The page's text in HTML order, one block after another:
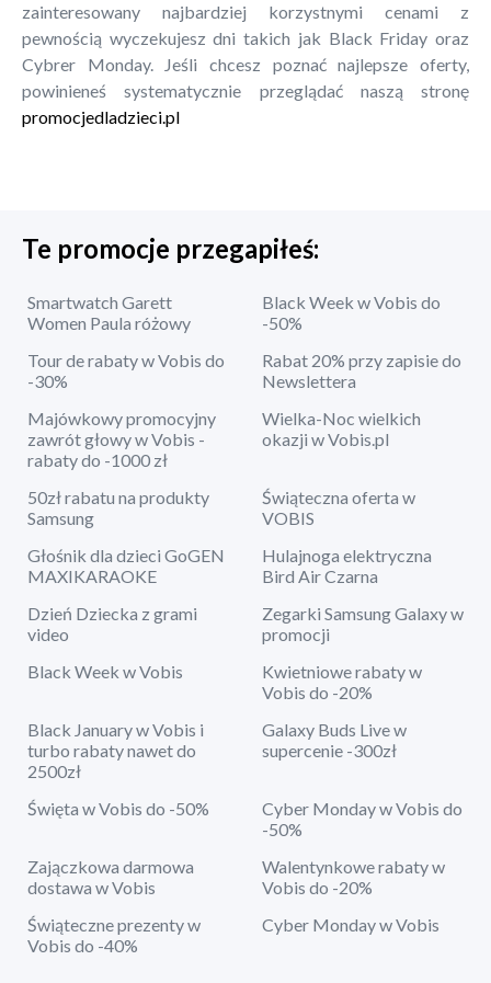
zainteresowany najbardziej korzystnymi cenami z
pewnością wyczekujesz dni takich jak Black Friday oraz
Cybrer Monday. Jeśli chcesz poznać najlepsze oferty,
powinieneś systematycznie przeglądać naszą stronę
promocjedladzieci.pl
Te promocje przegapiłeś:
Smartwatch Garett
Women Paula różowy
Black Week w Vobis do
-50%
Tour de rabaty w Vobis do
-30%
Rabat 20% przy zapisie do
Newslettera
Majówkowy promocyjny
zawrót głowy w Vobis -
rabaty do -1000 zł
Wielka-Noc wielkich
okazji w Vobis.pl
50zł rabatu na produkty
Samsung
Świąteczna oferta w
VOBIS
Głośnik dla dzieci GoGEN
MAXIKARAOKE
Hulajnoga elektryczna
Bird Air Czarna
Dzień Dziecka z grami
video
Zegarki Samsung Galaxy w
promocji
Black Week w Vobis
Kwietniowe rabaty w
Vobis do -20%
Black January w Vobis i
turbo rabaty nawet do
2500zł
Galaxy Buds Live w
supercenie -300zł
Święta w Vobis do -50%
Cyber Monday w Vobis do
-50%
Zajączkowa darmowa
dostawa w Vobis
Walentynkowe rabaty w
Vobis do -20%
Świąteczne prezenty w
Vobis do -40%
Cyber Monday w Vobis